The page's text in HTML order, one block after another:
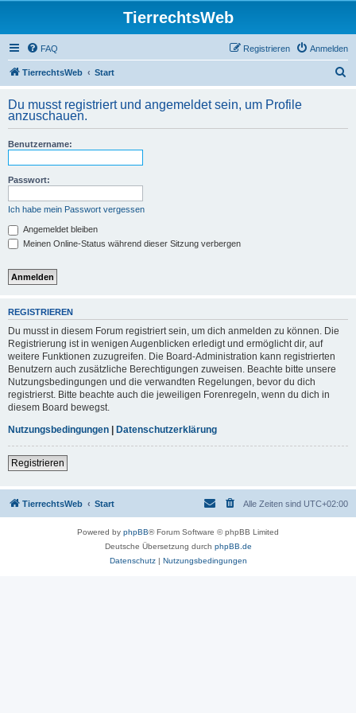
TierrechtsWeb
FAQ Anmelden
Registrieren
TierrechtsWeb Start
h
Du musst registriert und angemeldet sein, um Profile
anzuschauen.
Benutzername:
Passwort:
Ich habe mein Passwort vergessen
Angemeldet bleiben
Meinen Online-Status während dieser Sitzung verbergen
REGISTRIEREN
Du musst in diesem Forum registriert sein, um dich anmelden zu können. Die
Registrierung ist in wenigen Augenblicken erledigt und ermöglicht dir, auf
weitere Funktionen zuzugreifen. Die Board-Administration kann registrierten
Benutzern auch zusätzliche Berechtigungen zuweisen. Beachte bitte unsere
Nutzungsbedingungen und die verwandten Regelungen, bevor du dich
registrierst. Bitte beachte auch die jeweiligen Forenregeln, wenn du dich in
diesem Board bewegst.
Nutzungsbedingungen | Datenschutzerklärung
Registrieren
TierrechtsWeb Start Alle Zeiten sind UTC+02:00
Powered by phpBB® Forum Software © phpBB Limited
Deutsche Übersetzung durch phpBB.de
Datenschutz| Nutzungsbedingungen